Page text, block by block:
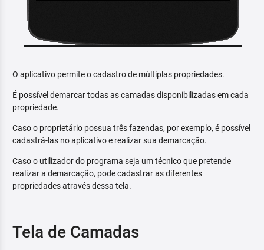
O aplicativo permite o cadastro de múltiplas propriedades.
É possível demarcar todas as camadas disponibilizadas em cada
propriedade.
Caso o proprietário possua três fazendas, por exemplo, é possível
cadastrá-las no aplicativo e realizar sua demarcação.
Caso o utilizador do programa seja um técnico que pretende
realizar a demarcação, pode cadastrar as diferentes
propriedades através dessa tela.
Tela de Camadas